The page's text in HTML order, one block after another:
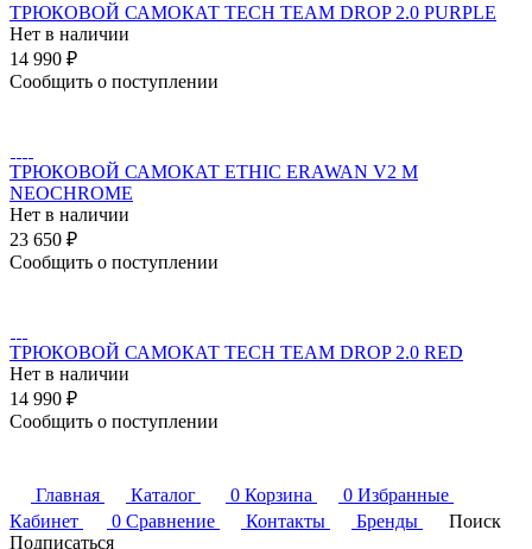
ТРЮКОВОЙ САМОКАТ TECH TEAM DROP 2.0 PURPLE
Нет в наличии
14 990 ₽
Сообщить о поступлении
ТРЮКОВОЙ САМОКАТ ETHIC ERAWAN V2 M
NEOCHROME
Нет в наличии
23 650 ₽
Сообщить о поступлении
ТРЮКОВОЙ САМОКАТ TECH TEAM DROP 2.0 RED
Нет в наличии
14 990 ₽
Сообщить о поступлении
Главная Каталог 0 Корзина 0 Избранные
Кабинет
0 Сравнение Контакты Бренды
Поиск
Подписаться